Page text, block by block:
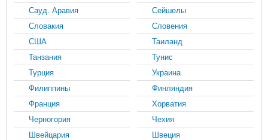
Сауд. Аравия
Сейшелы
Словакия
Словения
США
Таиланд
Танзания
Тунис
Турция
Украина
Филиппины
Финляндия
Франция
Хорватия
Черногория
Чехия
Швейцария
Швеция